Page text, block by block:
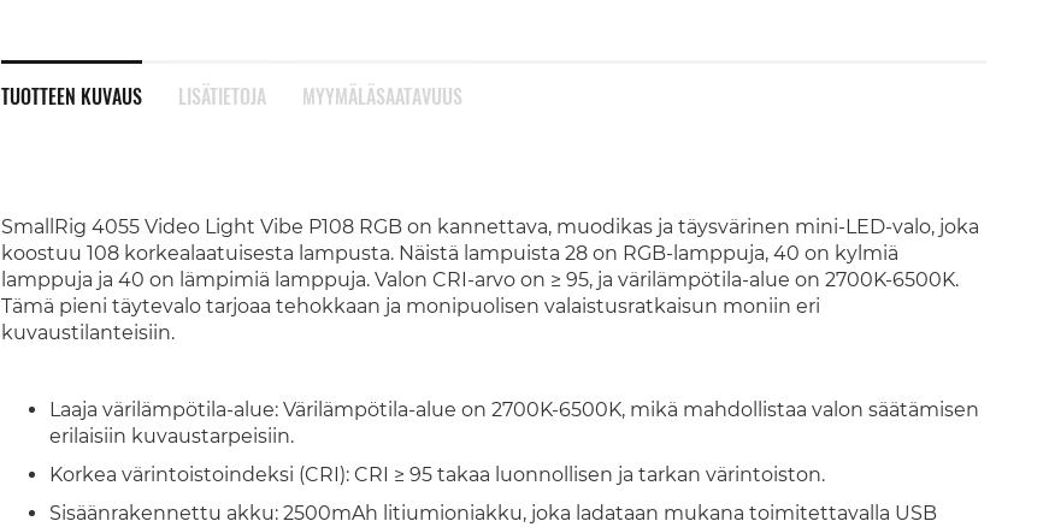
TUOTTEEN KUVAUS
SmallRig 4055 Video Light Vibe P108 RGB on kannettava, muodikas ja täysvärinen mini-LED-valo, joka
koostuu 108 korkealaatuisesta lampusta. Näistä lampuista 28 on RGB-lamppuja, 40 on kylmiä
lamppuja ja 40 on lämpimiä lamppuja. Valon CRI-arvo on ≥ 95, ja värilämpötila-alue on 2700K-6500K.
Tämä pieni täytevalo tarjoaa tehokkaan ja monipuolisen valaistusratkaisun moniin eri
kuvaustilanteisiin.
Laaja värilämpötila-alue: Värilämpötila-alue on 2700K-6500K, mikä mahdollistaa valon säätämisen
erilaisiin kuvaustarpeisiin.
Korkea värintoistoindeksi (CRI): CRI ≥ 95 takaa luonnollisen ja tarkan värintoiston.
Sisäänrakennettu akku: 2500mAh litiumioniakku, joka ladataan mukana toimitettavalla USB
LISÄTIETOJA MYYMÄLÄSAATAVUUS